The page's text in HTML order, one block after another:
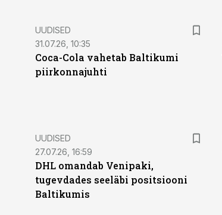
UUDISED
31.07.26, 10:35
Coca-Cola vahetab Baltikumi
piirkonnajuhti
UUDISED
27.07.26, 16:59
DHL omandab Venipaki,
tugevdades seeläbi positsiooni
Baltikumis